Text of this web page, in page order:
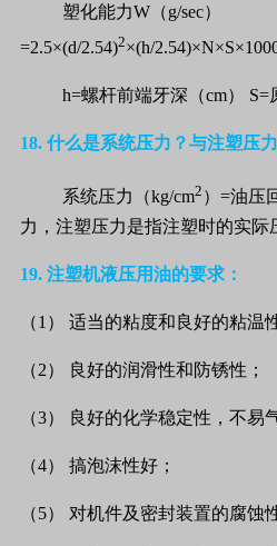
塑化能力W （g/sec）
=2.5×(d/2.54)2×(h/2.54)×N×S×
h=螺杆前端牙深（cm） S=
18. 什么是系统压力？与注塑压
系统压力（kg/cm2 ） =油压
力，注塑压力是指注塑时的实际
19. 注塑机液压用油的要求：
（1） 适当的粘度和良好的粘温
（2） 良好的润滑性和防锈性；
（3） 良好的化学稳定性，不易
（4） 搞泡沫性好；
（5） 对机件及密封装置的腐蚀